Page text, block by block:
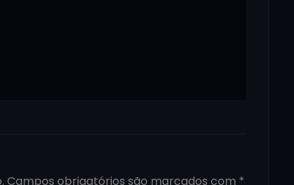
Campos obrigatórios são marcados com *